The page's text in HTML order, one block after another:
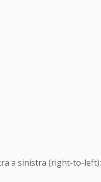
a sinistra (right-to-left):